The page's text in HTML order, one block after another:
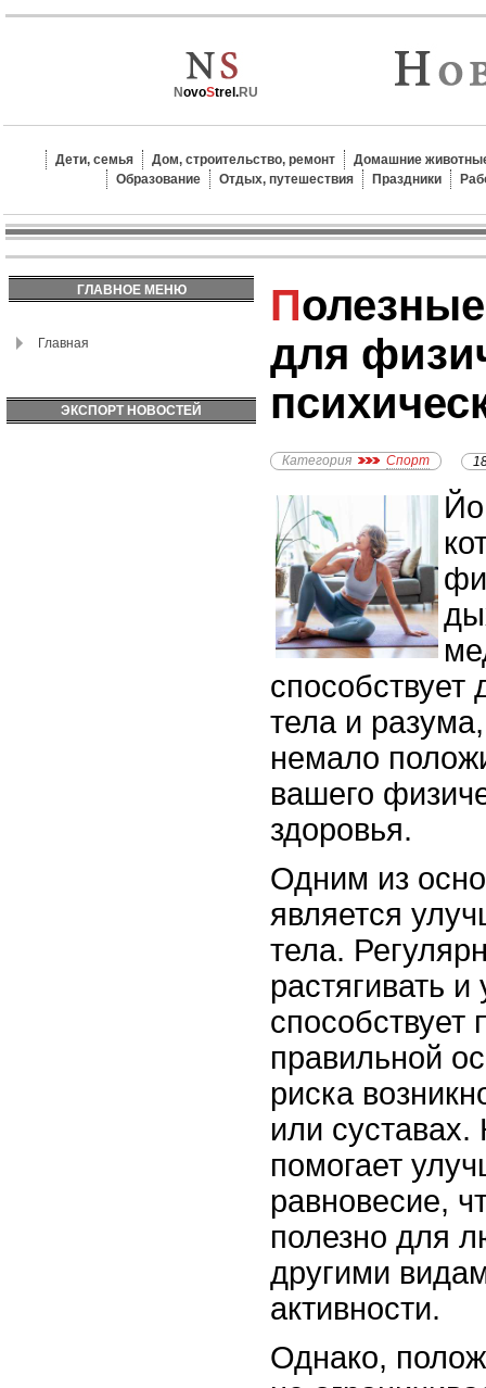
NovoStrel.RU
Дети, семья Дом, строительство, ремонт
Домашние
Образование
Отдых, путешествия Праздники
ГЛАВНОЕ МЕНЮ
Главная
ЭКСПОРТ НОВОСТЕЙ
Полезные свойства йоги
для
Категория Спорт
тела и
немало
вашего
здоровья.
Одним из
является
тела.
растягивать
правильной
риска
или суставах.
помогает
равновесие,
полезно для
другими
активности.
Однако,